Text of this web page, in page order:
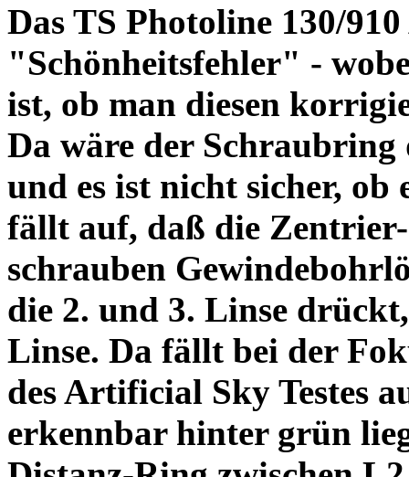
Das TS Photoline 130/
"Schönheitsfehler" -
ist, ob man diesen
Da wäre der
und es ist nicht sicher,
fällt auf, daß die Zentrier-
schrauben
die 2. und 3. Linse
Linse. Da fällt bei der
des Artificial Sky Testes
erkennbar hinter grün